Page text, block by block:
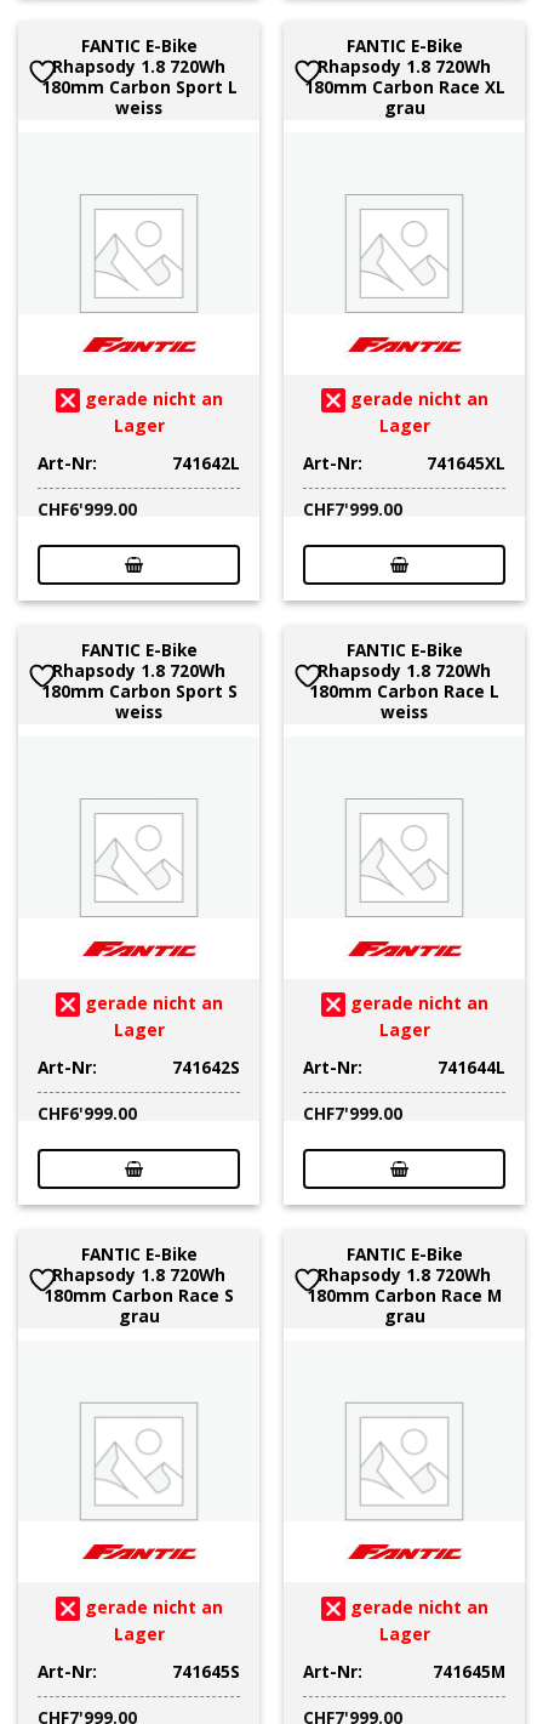
FANTIC E-Bike
Rhapsody 1.8 720Wh
180mm Carbon Sport L
weiss
gerade nicht an
Lager
Art-Nr:
741642L
CHF6'999.00
FANTIC E-Bike
Rhapsody 1.8 720Wh
180mm Carbon Race XL
grau
gerade nicht an
Lager
Art-Nr:
741645XL
CHF7'999.00
FANTIC E-Bike
Rhapsody 1.8 720Wh
180mm Carbon Sport S
weiss
gerade nicht an
Lager
Art-Nr:
741642S
CHF6'999.00
FANTIC E-Bike
Rhapsody 1.8 720Wh
180mm Carbon Race L
weiss
gerade nicht an
Lager
Art-Nr:
741644L
CHF7'999.00
FANTIC E-Bike
Rhapsody 1.8 720Wh
180mm Carbon Race S
grau
gerade nicht an
Lager
Art-Nr:
741645S
CHF7'999.00
FANTIC E-Bike
Rhapsody 1.8 720Wh
180mm Carbon Race M
grau
gerade nicht an
Lager
Art-Nr:
741645M
CHF7'999.00